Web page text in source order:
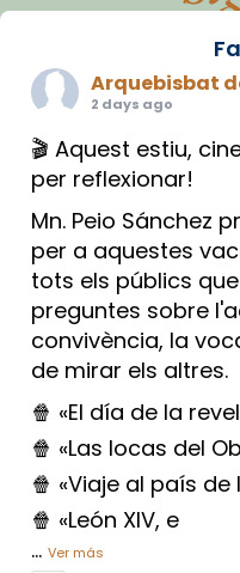
Arquebisbat
2 days ago
🎬 Aquest estiu,
per reflexionar!
Mn. Peio Sánchez
per a aquestes
tots els públics
preguntes sobre
convivència, la
de mirar els altres.
🍿 «El día de la
🍿 «Las locas del
🍿 «Viaje al país
🍿 «León XIV, e
... Ver más